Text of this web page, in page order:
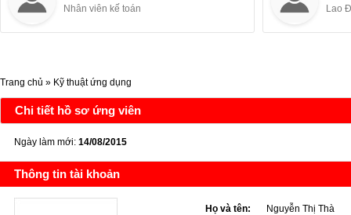
Nhân viên kế toán Lao
Trang chủ » Kỹ thuật ứng dụng
Chi tiết hồ sơ ứng viên
Ngày làm mới: 14/08/2015
Thông tin tài khoản
Họ và tên:
Nguyễn Thị Thà